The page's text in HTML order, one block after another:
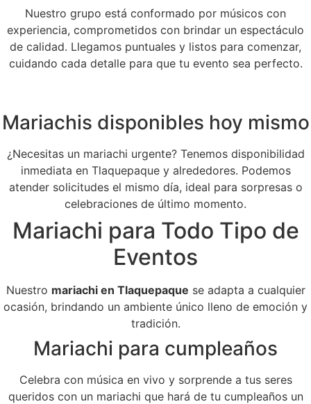
Nuestro grupo está conformado por músicos con
experiencia, comprometidos con brindar un espectáculo
de calidad. Llegamos puntuales y listos para comenzar,
cuidando cada detalle para que tu evento sea perfecto.
Mariachis disponibles hoy mismo
¿Necesitas un mariachi urgente? Tenemos disponibilidad
inmediata en Tlaquepaque y alrededores. Podemos
atender solicitudes el mismo día, ideal para sorpresas o
celebraciones de último momento.
Mariachi para Todo Tipo de
Eventos
Nuestro mariachi en Tlaquepaque se adapta a cualquier
ocasión, brindando un ambiente único lleno de emoción y
tradición.
Mariachi para cumpleaños
Celebra con música en vivo y sorprende a tus seres
queridos con un mariachi que hará de tu cumpleaños un